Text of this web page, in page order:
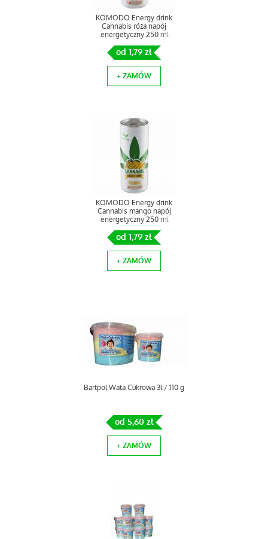
KOMODO Energy drink
Cannabis róża napój
energetyczny 250 ml
od 1,79 zł
+ ZAMÓW
KOMODO Energy drink
Cannabis mango napój
energetyczny 250 ml
od 1,79 zł
+ ZAMÓW
Bartpol Wata Cukrowa 3l / 110 g
od 5,60 zł
+ ZAMÓW